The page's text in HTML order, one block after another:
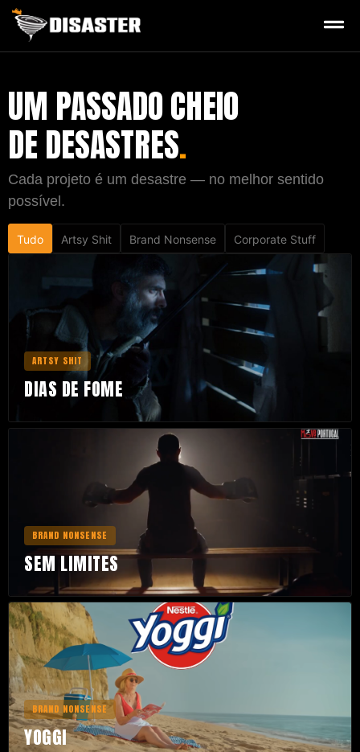
UM PASSADO CHEIO
DE DESASTRES.
Cada projeto é um desastre — no melhor sentido
possível.
Tudo Artsy Shit Brand Nonsense Corporate Stuff
ARTSY SHIT HOMEPAGE
DIAS DE FOME
BRAND NONSENSE HOMEPAGE
SEM LIMITES
BRAND NONSENSE
YOGGI